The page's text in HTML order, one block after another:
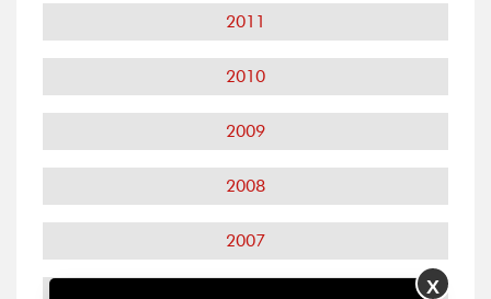
2011
2010
2009
2008
2007
X